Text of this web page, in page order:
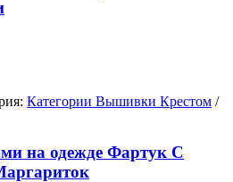
Категории Вышивки Крестом /
на одежде Фартук С